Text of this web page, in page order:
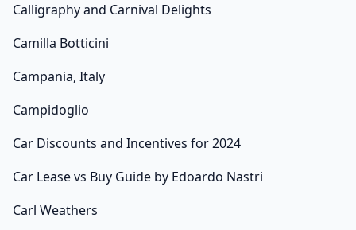
Calligraphy and Carnival Delights
Camilla Botticini
Campania, Italy
Campidoglio
Car Discounts and Incentives for 2024
Car Lease vs Buy Guide by Edoardo Nastri
Carl Weathers